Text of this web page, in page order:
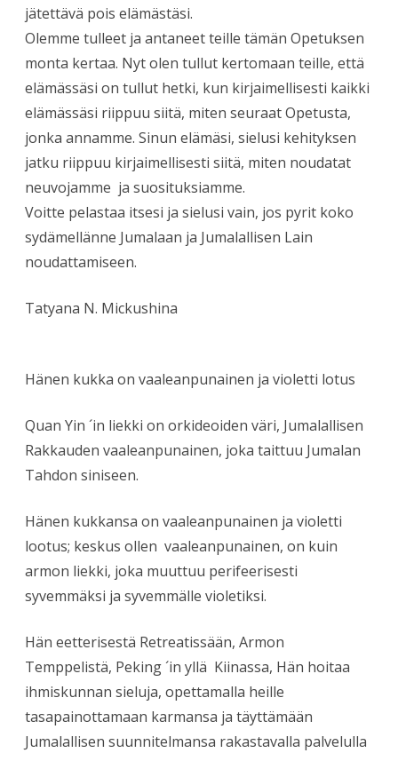
jätettävä pois elämästäsi.
Olemme tulleet ja antaneet teille tämän Opetuksen
monta kertaa. Nyt olen tullut kertomaan teille, että
elämässäsi on tullut hetki, kun kirjaimellisesti kaikki
elämässäsi riippuu siitä, miten seuraat Opetusta,
jonka annamme. Sinun elämäsi, sielusi kehityksen
jatku riippuu kirjaimellisesti siitä, miten noudatat
neuvojamme ja suosituksiamme.
Voitte pelastaa itsesi ja sielusi vain, jos pyrit koko
sydämellänne Jumalaan ja Jumalallisen Lain
noudattamiseen.
Tatyana N. Mickushina
Hänen kukka on vaaleanpunainen ja violetti lotus
Quan Yin ´in liekki on orkideoiden väri, Jumalallisen
Rakkauden vaaleanpunainen, joka taittuu Jumalan
Tahdon siniseen.
Hänen kukkansa on vaaleanpunainen ja violetti
lootus; keskus ollen vaaleanpunainen, on kuin
armon liekki, joka muuttuu perifeerisesti
syvemmäksi ja syvemmälle violetiksi.
Hän eetterisestä Retreatissään, Armon
Temppelistä, Peking ´in yllä Kiinassa, Hän hoitaa
ihmiskunnan sieluja, opettamalla heille
tasapainottamaan karmansa ja täyttämään
Jumalallisen suunnitelmansa rakastavalla palvelulla